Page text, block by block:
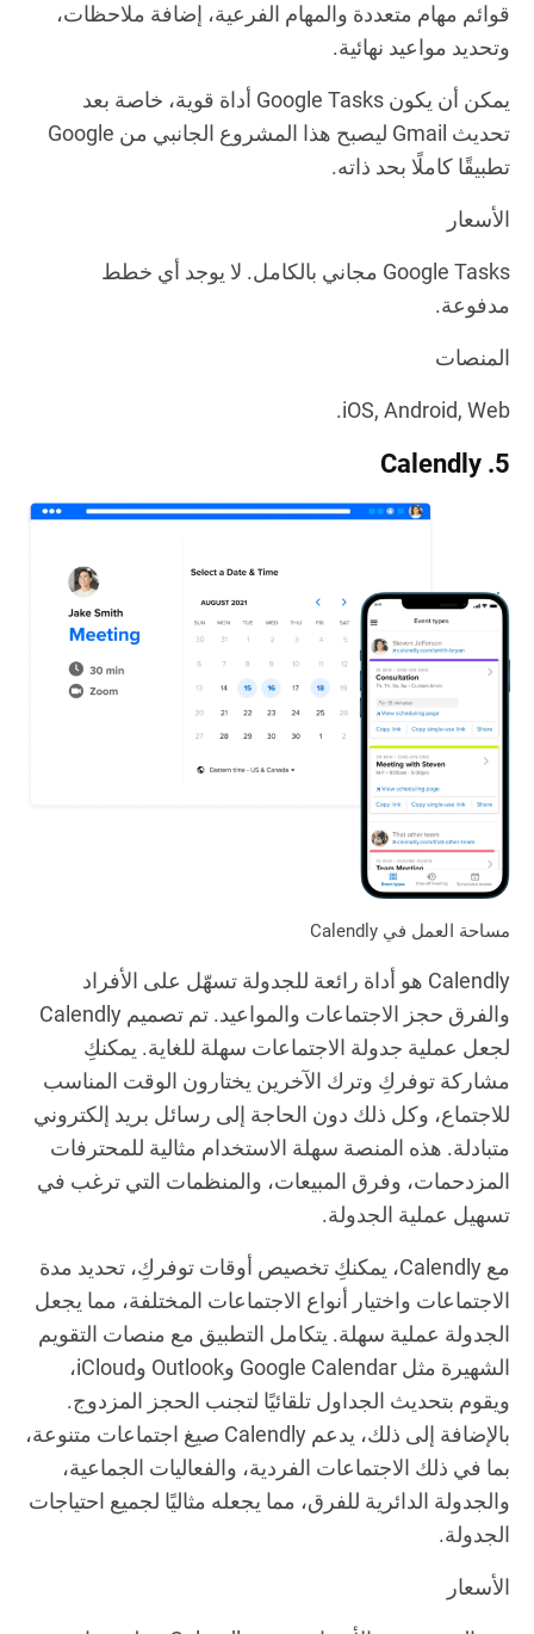
قوائم مهام متعددة والمهام الفرعية، إضافة ملاحظات،
وتحديد مواعيد نهائية.
يمكن أن يكون Google Tasks أداة قوية، خاصة بعد
تحديث Gmail ليصبح هذا المشروع الجانبي من Google
تطبيقًا كاملًا بحد ذاته.
الأسعار
Google Tasks مجاني بالكامل. لا يوجد أي خطط
مدفوعة.
المنصات
iOS, Android, Web.
5. Calendly
مساحة العمل في Calendly
Calendly هو أداة رائعة للجدولة تسهّل على الأفراد
والفرق حجز الاجتماعات والمواعيد. تم تصميم Calendly
لجعل عملية جدولة الاجتماعات سهلة للغاية. يمكنكِ
مشاركة توفركِ وترك الآخرين يختارون الوقت المناسب
للاجتماع، وكل ذلك دون الحاجة إلى رسائل بريد إلكتروني
متبادلة. هذه المنصة سهلة الاستخدام مثالية للمحترفات
المزدحمات، وفرق المبيعات، والمنظمات التي ترغب في
تسهيل عملية الجدولة.
مع Calendly، يمكنكِ تخصيص أوقات توفركِ، تحديد مدة
الاجتماعات واختيار أنواع الاجتماعات المختلفة، مما يجعل
الجدولة عملية سهلة. يتكامل التطبيق مع منصات التقويم
الشهيرة مثل Google Calendar وOutlook وiCloud،
ويقوم بتحديث الجداول تلقائيًا لتجنب الحجز المزدوج.
بالإضافة إلى ذلك، يدعم Calendly صيغ اجتماعات متنوعة،
بما في ذلك الاجتماعات الفردية، والفعاليات الجماعية،
والجدولة الدائرية للفرق، مما يجعله مثاليًا لجميع احتياجات
الجدولة.
الأسعار